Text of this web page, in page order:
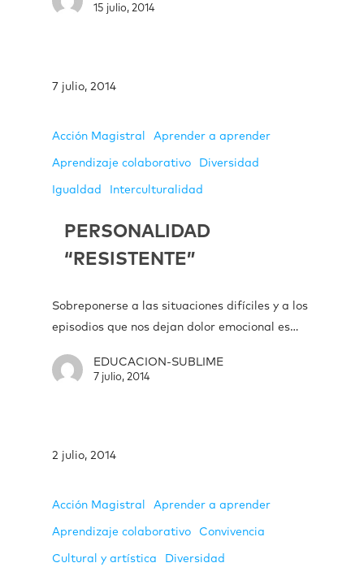
15 julio, 2014
7 julio, 2014
Acción Magistral Aprender a aprender
Aprendizaje colaborativo Diversidad
Igualdad Interculturalidad
PERSONALIDAD
“RESISTENTE”
Sobreponerse a las situaciones difíciles y a los
episodios que nos dejan dolor emocional es…
EDUCACION-SUBLIME
7 julio, 2014
2 julio, 2014
Acción Magistral Aprender a aprender
Aprendizaje colaborativo Convivencia
Cultural y artística Diversidad